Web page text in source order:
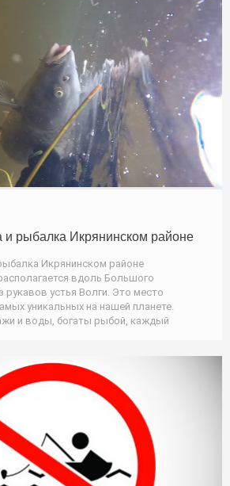
и рыбалка Икрянинском районе
Икрянинском районе
вдоль Большого
рукавов устья Волги. Это место
уникальных на нашей планете.
и воды, богаты рыбой, каждый